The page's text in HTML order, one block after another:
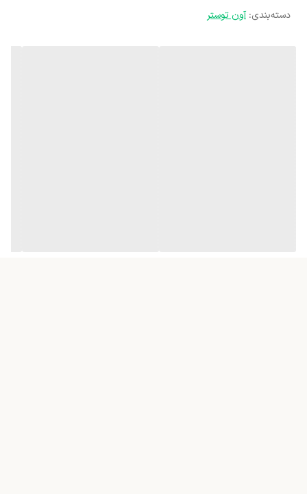
دسته‌بندی:آون توستر